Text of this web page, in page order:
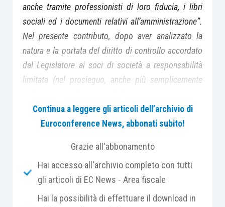
anche tramite professionisti di loro fiducia, i libri
sociali ed i documenti relativi all’amministrazione”.
Nel presente contributo, dopo aver analizzato la
natura e la portata del diritto di controllo accordato
dal Legislatore ai soci di società a responsabilità
limitata (nel prosieguo, anche più semplicemente
i limiti e le condizioni di esercizio, in particolare, in
presenza di altre società a loro volta controllate,
giurisprudenziali di merito.
Continua a leggere gli articoli dell’archivio di
Euroconference News, abbonati subito!
Grazie all'abbonamento
Hai accesso all'archivio completo con tutti
gli articoli di EC News - Area fiscale
Hai la possibilità di effettuare il download in